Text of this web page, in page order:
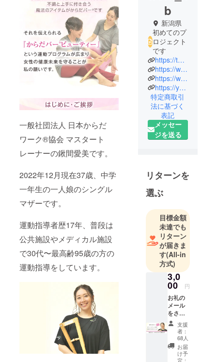
一般社団法人 日本からだ
ワーク®協会 マスタート
レーナーの鍬間愛美です。
2022年12月現在37歳、中学
一年生の一人娘のシングル
マザーです。
運動指導者歴17年、普段は
公共施設やメディカル施設
で30代〜最高齢95歳の方の
運動指導をしています。
b
新潟県
初めてのプ
ロジェクト
です
https://twitter.com/kuwama_manami
https://www.facebook.com/manami.kuwama
https://www.instagram.com/manakwm/
https://yumeblo.jp/kuwamanami/
特定商取引
法に基づく
表記
メッセー
ジを送る
リターンを
選ぶ
目標金額
未達でも
リターン
が届きま
す(All-in
方式)
3,0
00 円
お礼の
メール
をさせ
て頂き
ます。
鍬間愛
美から
おひと
りおひ
支援
者：
68人
お届
け予
定：